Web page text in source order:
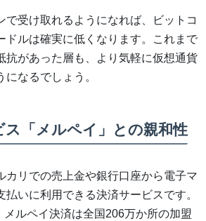
で受け取れるようになれば、ビットコ
ドルは確実に低くなります。これまで
抗があった層も、より気軽に仮想通貨
なるでしょう。
ス「メルペイ」との親和性
カリでの売上金や銀行口座から電子マ
払いに利用できる決済サービスです。
ルペイ決済は全国206万か所の加盟